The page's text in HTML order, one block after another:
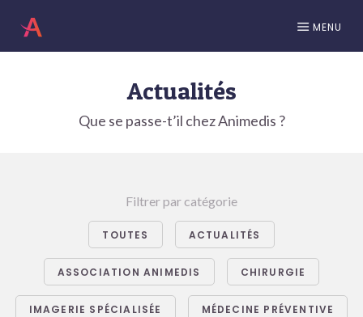
MENU
Actualités
Que se passe-t’il chez Animedis ?
Filtrer par catégorie
TOUTES ACTUALITÉS
ASSOCIATION ANIMEDIS CHIRURGIE
IMAGERIE SPÉCIALISÉE MÉDECINE PRÉVENTIVE